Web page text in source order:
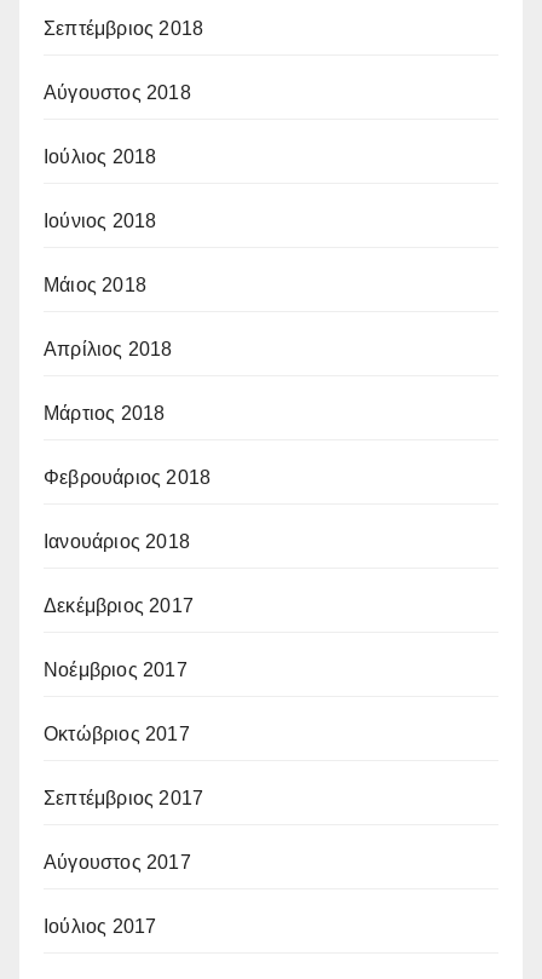
Σεπτέμβριος 2018
Αύγουστος 2018
Ιούλιος 2018
Ιούνιος 2018
Μάιος 2018
Απρίλιος 2018
Μάρτιος 2018
Φεβρουάριος 2018
Ιανουάριος 2018
Δεκέμβριος 2017
Νοέμβριος 2017
Οκτώβριος 2017
Σεπτέμβριος 2017
Αύγουστος 2017
Ιούλιος 2017